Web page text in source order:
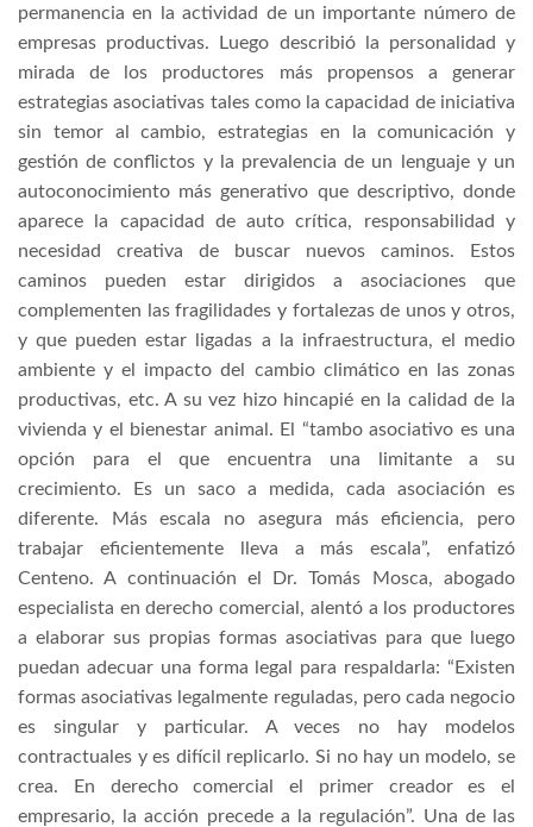
permanencia en la actividad de un importante número de
empresas productivas. Luego describió la personalidad y
mirada de los productores más propensos a generar
estrategias asociativas tales como la capacidad de iniciativa
sin temor al cambio, estrategias en la comunicación y
gestión de conflictos y la prevalencia de un lenguaje y un
autoconocimiento más generativo que descriptivo, donde
aparece la capacidad de auto crítica, responsabilidad y
necesidad creativa de buscar nuevos caminos. Estos
caminos pueden estar dirigidos a asociaciones que
complementen las fragilidades y fortalezas de unos y otros,
y que pueden estar ligadas a la infraestructura, el medio
ambiente y el impacto del cambio climático en las zonas
productivas, etc. A su vez hizo hincapié en la calidad de la
vivienda y el bienestar animal. El “tambo asociativo es una
opción para el que encuentra una limitante a su
crecimiento. Es un saco a medida, cada asociación es
diferente. Más escala no asegura más eficiencia, pero
trabajar eficientemente lleva a más escala”, enfatizó
Centeno. A continuación el Dr. Tomás Mosca, abogado
especialista en derecho comercial, alentó a los productores
a elaborar sus propias formas asociativas para que luego
puedan adecuar una forma legal para respaldarla: “Existen
formas asociativas legalmente reguladas, pero cada negocio
es singular y particular. A veces no hay modelos
contractuales y es difícil replicarlo. Si no hay un modelo, se
crea. En derecho comercial el primer creador es el
empresario, la acción precede a la regulación”. Una de las